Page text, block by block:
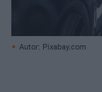
Autor: Pixabay.com